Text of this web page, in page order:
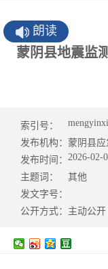
朗读
蒙阴县地震监
索引号：
发布机构： 蒙阴县
发布时间： 2026-02-
主题词：
其他
发文字号：
公开方式： 主动公开